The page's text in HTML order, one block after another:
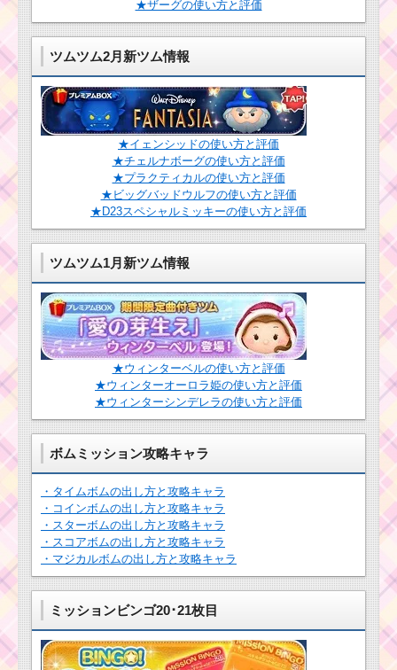
と最適なツムはコチラ
イニシャルがMのツム
で20チェーン以上出す
ミッションを攻略する
ツム
まつ毛のあるツムで
合計56回スキルを使う
ツムツム12月イベン
ト「クリスマスパーテ
ィー」の遊び方・攻略
法・報酬
ヴィランズからの挑
戦状のキャラクターボ
ーナスは率は30%・
40%・50%の3通り
ビンゴ15枚目 黒色の
ツムで550万点を稼い
だツムと攻略した方法
ツムツムの耳が丸い
ツムで1プレイでスキル
を6回使うミッションを
攻略する
★ザーグの使い方と評価
ツムツム2月新ツム情報
★イェンシッドの使い方と評価
★チェルナボーグの使い方と評価
★プラクティカルの使い方と評価
★ビッグバッドウルフの使い方と評価
★D23スペシャルミッキーの使い方と評価
ツムツム1月新ツム情報
★ウィンターベルの使い方と評価
★ウィンターオーロラ姫の使い方と評価
★ウィンターシンデレラの使い方と評価
ボムミッション攻略キャラ
・タイムボムの出し方と攻略キャラ
・コインボムの出し方と攻略キャラ
・スターボムの出し方と攻略キャラ
・スコアボムの出し方と攻略キャラ
・マジカルボムの出し方と攻略キャラ
ミッションビンゴ20･21枚目